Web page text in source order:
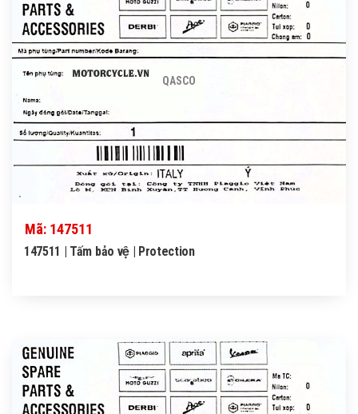
QASCO
Mã: 147511
147511 | Tấm bảo vệ | Protection